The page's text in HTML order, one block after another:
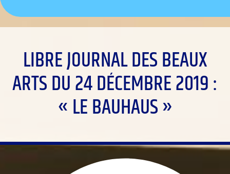
LIBRE JOURNAL DES BEAUX
ARTS DU 24 DÉCEMBRE 2019 :
« LE BAUHAUS »